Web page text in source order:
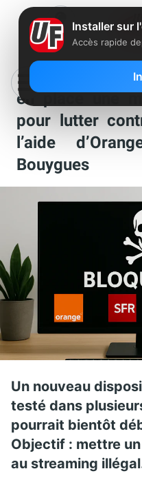
IPTV illégale :
en place une
pour lutter
l’aide
Bouygues
Un nouveau
testé dans
pourrait bientôt
Objectif : mettre
au streaming
Installer sur
Accès rapide